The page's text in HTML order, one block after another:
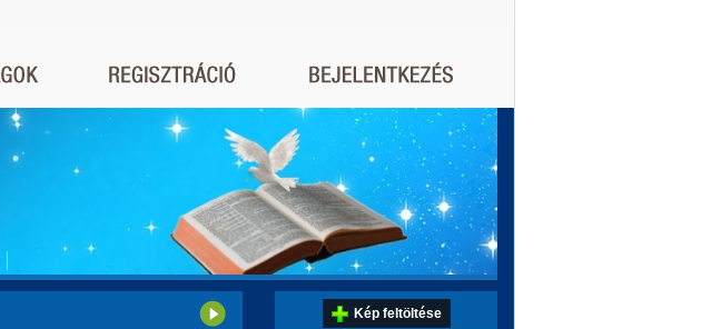
Kép feltöltése